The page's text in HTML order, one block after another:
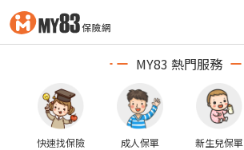
MY83 熱門服務
快速找保險 成人保單 新生兒保單